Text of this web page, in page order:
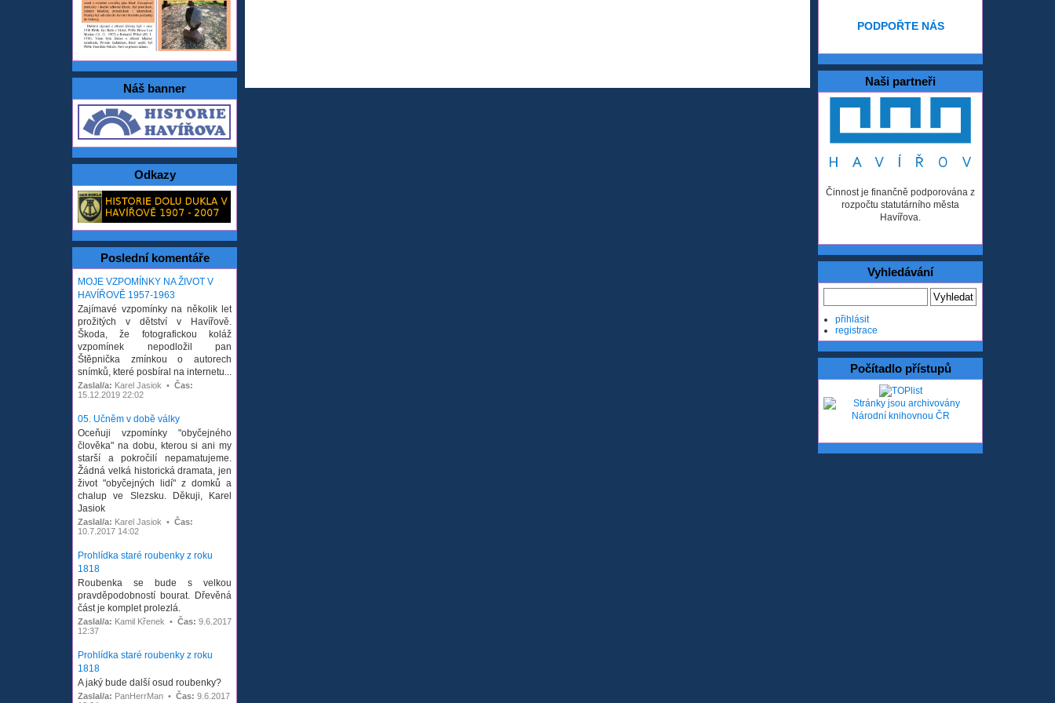
PODPOŘTE NÁS
Naši partneři
Činnost je finančně podporována z
rozpočtu statutárního města
Havířova.
Vyhledávání
přihlásit
registrace
Počítadlo přístupů
Náš banner
Odkazy
Poslední komentáře
MOJE VZPOMÍNKY NA ŽIVOT V
HAVÍŘOVĚ 1957-1963
Zajímavé vzpomínky na několik let
prožitých v dětství v Havířově.
Škoda, že fotografickou koláž
vzpomínek nepodložil pan
Štěpnička zmínkou o autorech
snímků, které posbíral na internetu...
Zaslal/a: Karel Jasiok • Čas:
15.12.2019 22:02
05. Učněm v době války
Oceňuji vzpomínky "obyčejného
člověka" na dobu, kterou si ani my
starší a pokročilí nepamatujeme.
Žádná velká historická dramata, jen
život "obyčejných lidí" z domků a
chalup ve Slezsku. Děkuji, Karel
Jasiok
Zaslal/a: Karel Jasiok • Čas:
10.7.2017 14:02
Prohlídka staré roubenky z roku
1818
Roubenka se bude s velkou
pravděpodobností bourat. Dřevěná
část je komplet prolezlá.
Zaslal/a: Kamil Křenek • Čas: 9.6.2017
12:37
Prohlídka staré roubenky z roku
1818
A jaký bude další osud roubenky?
Zaslal/a: PanHerrMan • Čas: 9.6.2017